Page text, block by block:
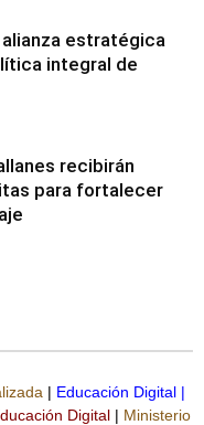
alianza estratégica
integral de
recibirán
para fortalecer
| Educación Digital |
Digital | Ministerio